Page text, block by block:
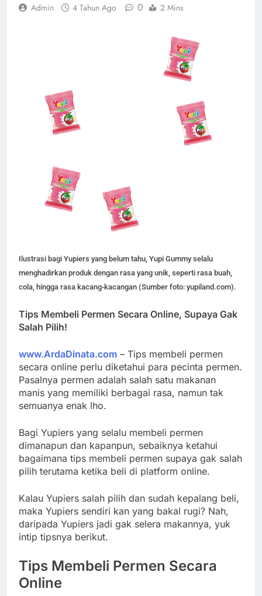
Admin 4 Tahun Ago 0 2 Mins
Ilustrasi bagi Yupiers yang belum tahu, Yupi Gummy selalu
menghadirkan produk dengan rasa yang unik, seperti rasa buah,
cola, hingga rasa kacang-kacangan (Sumber foto: yupiland.com).
Tips Membeli Permen Secara Online, Supaya Gak
Salah Pilih!
www.ArdaDinata.com – Tips membeli permen
secara online perlu diketahui para pecinta permen.
Pasalnya permen adalah salah satu makanan
manis yang memiliki berbagai rasa, namun tak
semuanya enak lho.
Bagi Yupiers yang selalu membeli permen
dimanapun dan kapanpun, sebaiknya ketahui
bagaimana tips membeli permen supaya gak salah
pilih terutama ketika beli di platform online.
Kalau Yupiers salah pilih dan sudah kepalang beli,
maka Yupiers sendiri kan yang bakal rugi? Nah,
daripada Yupiers jadi gak selera makannya, yuk
intip tipsnya berikut.
Tips Membeli Permen Secara
Online